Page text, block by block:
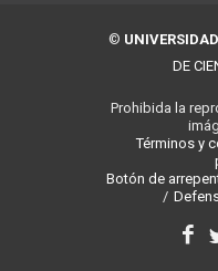
©
DE
Prohibida la
Términos y
Botón de
/